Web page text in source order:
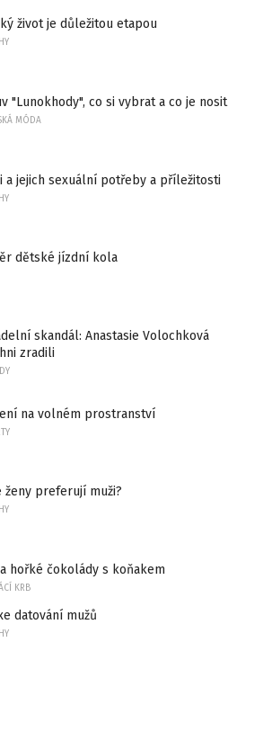
život je důležitou etapou
"Lunokhody", co si vybrat a co je nosit
MÓDA
a jejich sexuální potřeby a příležitosti
dětské jízdní kola
skandál: Anastasie Volochková
zradili
na volném prostranství
ženy preferují muži?
hořké čokolády s koňakem
KRB
datování mužů